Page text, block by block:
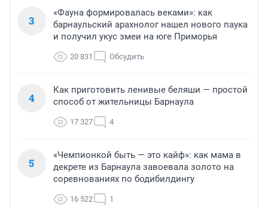
3
«Фауна формировалась веками»: как
барнаульский арахнолог нашел нового паука
и получил укус змеи на юге Приморья
20 831 Обсудить
4
Как приготовить ленивые беляши — простой
способ от жительницы Барнаула
17 327 4
5
«Чемпионкой быть — это кайф»: как мама в
декрете из Барнаула завоевала золото на
соревнованиях по бодибилдингу
16 522 1